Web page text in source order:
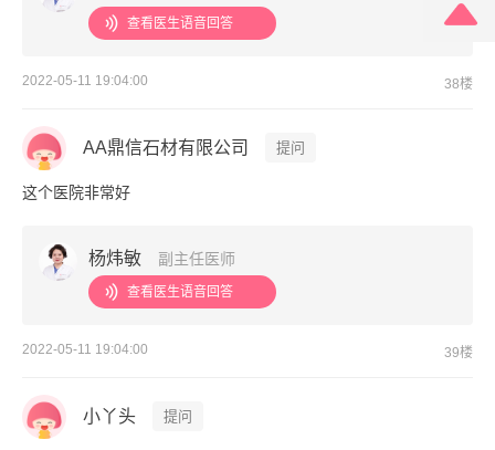
查看医生语音回答
2022-05-11 19:04:00 38楼
AA鼎信石材有限公司 提问
这个医院非常好
杨炜敏 副主任医师
查看医生语音回答
2022-05-11 19:04:00 39楼
小丫头 提问